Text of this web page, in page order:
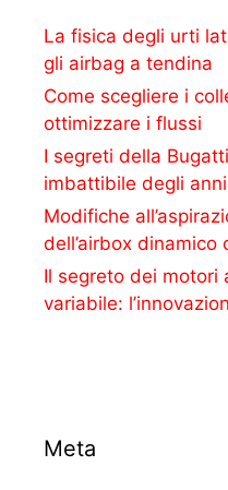
La fisica degli urti
gli airbag a tendina
Come scegliere i
ottimizzare i flussi
I segreti della
imbattibile degli anni
Modifiche
dell’airbox dinamico
Il segreto dei motori
variabile:
Meta